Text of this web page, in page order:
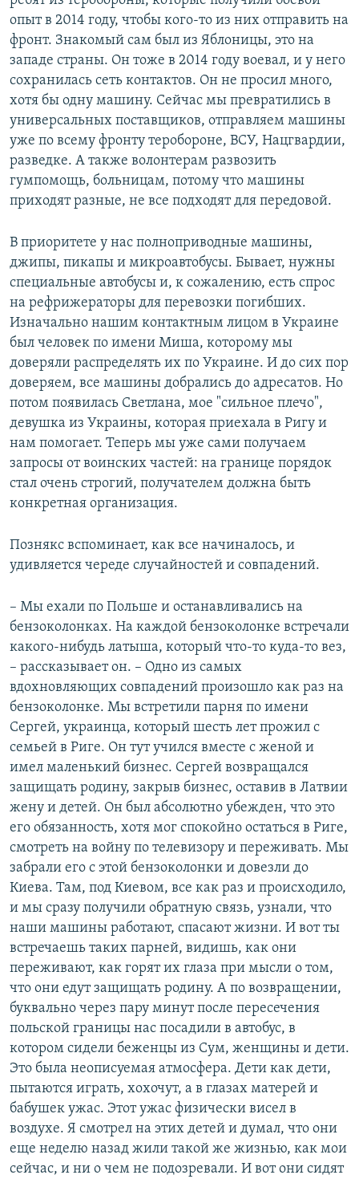
опыт в 2014 году, чтобы кого-то из них отправить на
фронт. Знакомый сам был из Яблоницы, это на
западе страны. Он тоже в 2014 году воевал, и у него
сохранилась сеть контактов. Он не просил много,
хотя бы одну машину. Сейчас мы превратились в
универсальных поставщиков, отправляем машины
уже по всему фронту теробороне, ВСУ, Нацгвардии,
разведке. А также волонтерам развозить
гумпомощь, больницам, потому что машины
приходят разные, не все подходят для передовой.
В приоритете у нас полноприводные машины,
джипы, пикапы и микроавтобусы. Бывает, нужны
специальные автобусы и, к сожалению, есть спрос
на рефрижераторы для перевозки погибших.
Изначально нашим контактным лицом в Украине
был человек по имени Миша, которому мы
доверяли распределять их по Украине. И до сих пор
доверяем, все машины добрались до адресатов. Но
потом появилась Светлана, мое "сильное плечо",
девушка из Украины, которая приехала в Ригу и
нам помогает. Теперь мы уже сами получаем
запросы от воинских частей: на границе порядок
стал очень строгий, получателем должна быть
конкретная организация.
Познякс вспоминает, как все начиналось, и
удивляется череде случайностей и совпадений.
– Мы ехали по Польше и останавливались на
бензоколонках. На каждой бензоколонке встречали
какого-нибудь латыша, который что-то куда-то вез,
– рассказывает он. – Одно из самых
вдохновляющих совпадений произошло как раз на
бензоколонке. Мы встретили парня по имени
Сергей, украинца, который шесть лет прожил с
семьей в Риге. Он тут учился вместе с женой и
имел маленький бизнес. Сергей возвращался
защищать родину, закрыв бизнес, оставив в Латвии
жену и детей. Он был абсолютно убежден, что это
его обязанность, хотя мог спокойно остаться в Риге,
смотреть на войну по телевизору и переживать. Мы
забрали его с этой бензоколонки и довезли до
Киева. Там, под Киевом, все как раз и происходило,
и мы сразу получили обратную связь, узнали, что
наши машины работают, спасают жизни. И вот ты
встречаешь таких парней, видишь, как они
переживают, как горят их глаза при мысли о том,
что они едут защищать родину. А по возвращении,
буквально через пару минут после пересечения
польской границы нас посадили в автобус, в
котором сидели беженцы из Сум, женщины и дети.
Это была неописуемая атмосфера. Дети как дети,
пытаются играть, хохочут, а в глазах матерей и
бабушек ужас. Этот ужас физически висел в
воздухе. Я смотрел на этих детей и думал, что они
еще неделю назад жили такой же жизнью, как мои
сейчас, и ни о чем не подозревали. И вот они сидят